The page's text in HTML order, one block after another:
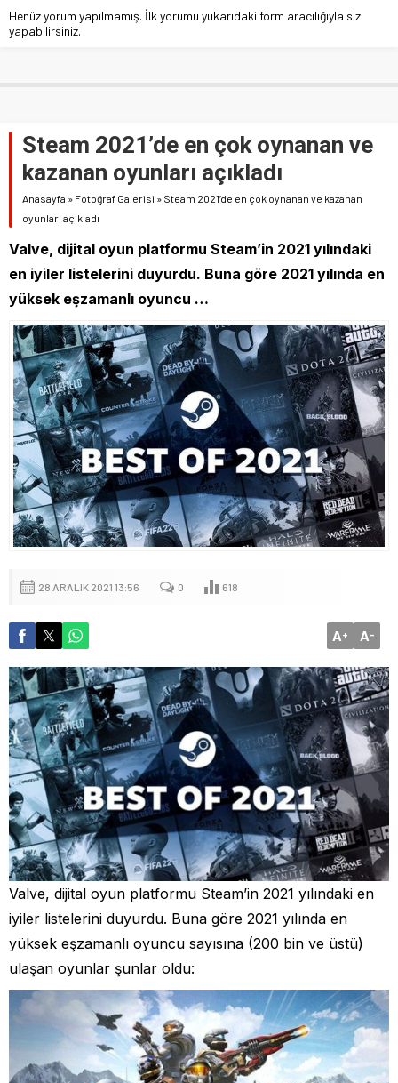
Henüz yorum yapılmamış. İlk yorumu yukarıdaki form aracılığıyla siz
yapabilirsiniz.
Steam 2021’de en çok oynanan ve
kazanan oyunları açıkladı
Anasayfa » Fotoğraf Galerisi » Steam 2021’de en çok oynanan ve kazanan
oyunları açıkladı
Valve, dijital oyun platformu Steam’in 2021 yılındaki
en iyiler listelerini duyurdu. Buna göre 2021 yılında en
yüksek eşzamanlı oyuncu …
28 ARALIK 2021 13:56 0 618
A+ A-
Valve, dijital oyun platformu Steam’in 2021 yılındaki en
iyiler listelerini duyurdu. Buna göre 2021 yılında en
yüksek eşzamanlı oyuncu sayısına (200 bin ve üstü)
ulaşan oyunlar şunlar oldu: